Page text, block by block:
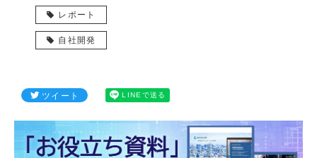
レポート
自社開発
ツイート LINEで送る